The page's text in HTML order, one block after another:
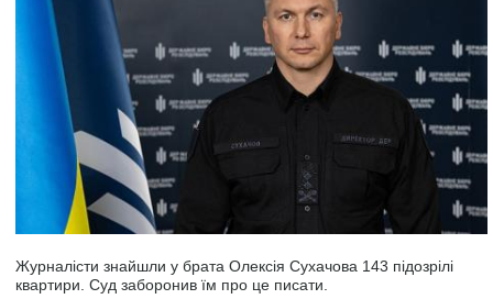
Журналісти знайшли у брата Олексія Сухачова 143 підозрілі
квартири. Суд заборонив їм про це писати.